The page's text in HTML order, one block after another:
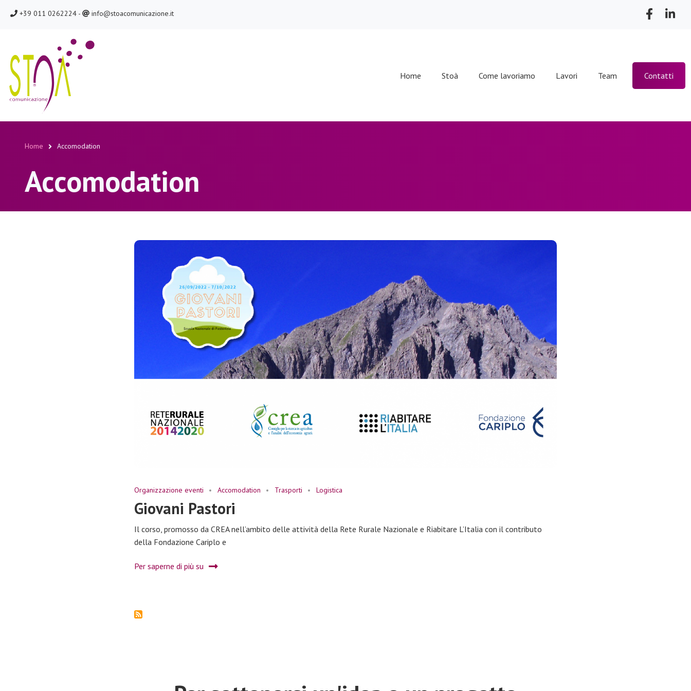
chiamaci
+39 011 0262224 - scrivici
info@stoacomunicazione.it
Home Stoà Come lavoriamo Lavori Team Contatti
di
pane
Home Accomodation
Accomodation
Organizzazione eventi Accomodation Trasporti Logistica
Giovani Pastori
Il corso, promosso da CREA nell’ambito delle attività della Rete Rurale Nazionale e Riabitare L’Italia con il contributo
della Fondazione Cariplo e
Per saperne di più su
Giovani